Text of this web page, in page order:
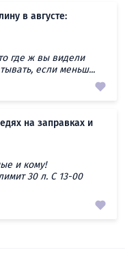
в августе:
где ж вы видели
если меньш...
на заправках и
и кому!
30 л. С 13-00